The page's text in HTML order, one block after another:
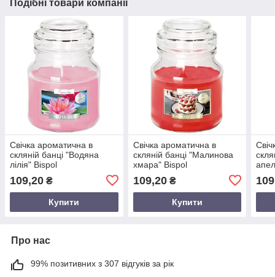
Подібні товари компанії
Свічка ароматична в
скляній банці "Водяна
лілія" Bispol
109,20 ₴
Купити
Свічка ароматична в
скляній банці "Малинова
хмара" Bispol
109,20₴
Купити
Про нас
99% позитивних з 307 відгуків за рік